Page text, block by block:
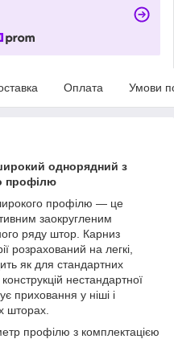
Оплата Умови
однорядний з
профілю
профілю — це
заокругленим
ряду штор. Карниз
розрахований на легкі,
як для стандартних
нестандартної
приховання у ніші і
шторах.
профілю з комплектацією